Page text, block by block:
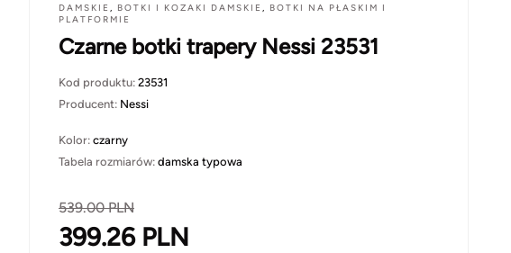
DAMSKIE , BOTKI I KOZAKI DAMSKIE , BOTKI NA PŁASKIM I
PLATFORMIE
Czarne botki trapery Nessi 23531
Kod produktu: 23531
Producent: Nessi
Kolor: czarny
Tabela rozmiarów: damska typowa
539.00PLN
399.26PLN